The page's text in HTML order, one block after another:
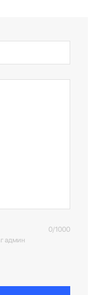
админ
0/1000